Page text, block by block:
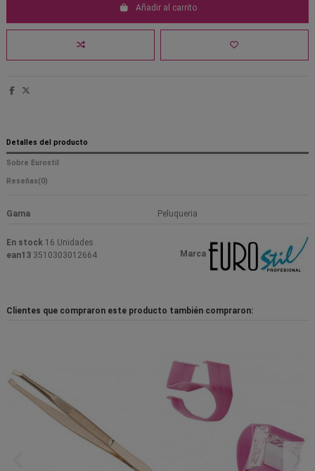
Añadir al carrito
Detalles del producto
Sobre Eurostil
Reseñas(0)
Gama Peluqueria
Marca
En stock 16 Unidades
ean13 3510303012664
Clientes que compraron este producto también compraron: